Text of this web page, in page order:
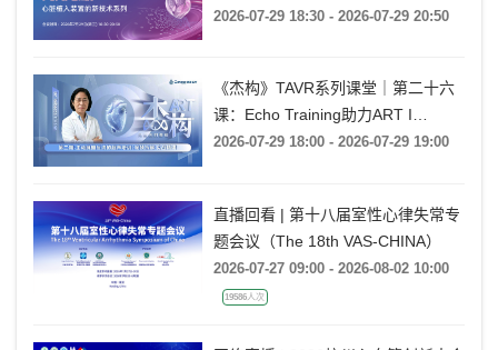
2026-07-29 18:30 - 2026-07-29 20:50
《杰构》TAVR系列课堂｜第二十六
课：Echo Training助力ART I
Rebecca T. Hahn教授《第二期-主动
2026-07-29 18:00 - 2026-07-29 19:00
直播回看 | 第十八届室性心律失常专
题会议（The 18th VAS-CHINA）
2026-07-27 09:00 - 2026-08-02 10:00
19586人次